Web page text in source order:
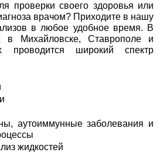
проверки своего здоровья или
врачом? Приходите в нашу
в любое удобное время. В
в Михайловске, Ставрополе и
проводится широкий спектр
аутоиммунные заболевания и
жидкостей